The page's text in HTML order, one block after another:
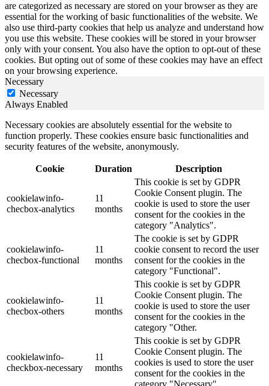
are categorized as necessary are stored on your browser as they are
essential for the working of basic functionalities of the website. We
also use third-party cookies that help us analyze and understand how
you use this website. These cookies will be stored in your browser
only with your consent. You also have the option to opt-out of these
cookies. But opting out of some of these cookies may have an effect
on your browsing experience.
Necessary
Necessary
Always Enabled
Necessary cookies are absolutely essential for the website to
function properly. These cookies ensure basic functionalities and
security features of the website, anonymously.
Cookie Duration Description
cookielawinfo-
checbox-analytics
11
months
This cookie is set by GDPR
Cookie Consent plugin. The
cookie is used to store the user
consent for the cookies in the
category "Analytics".
cookielawinfo-
checbox-functional
11
months
The cookie is set by GDPR
cookie consent to record the user
consent for the cookies in the
category "Functional".
cookielawinfo-
checbox-others
11
months
This cookie is set by GDPR
Cookie Consent plugin. The
cookie is used to store the user
consent for the cookies in the
category "Other.
cookielawinfo-
checkbox-necessary
11
months
This cookie is set by GDPR
Cookie Consent plugin. The
cookies is used to store the user
consent for the cookies in the
category "Necessary".